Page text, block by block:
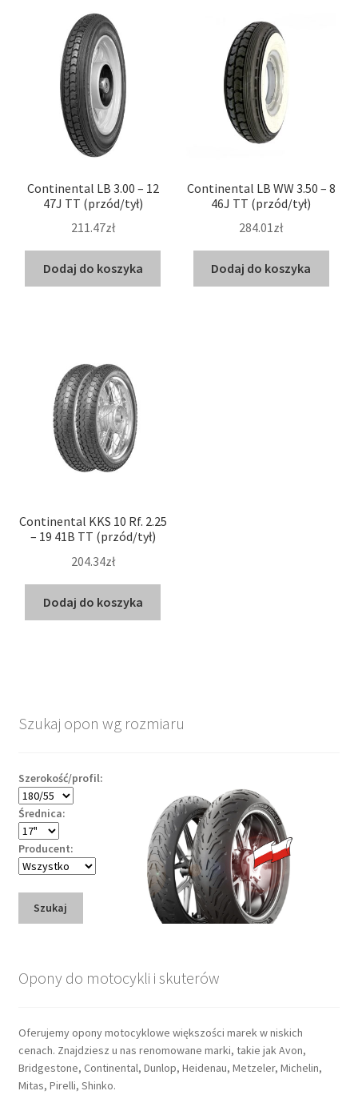
Continental LB 3.00 – 12
47J TT (przód/tył)
211.47zł
Dodaj do koszyka
Continental LB WW 3.50 – 8
46J TT (przód/tył)
284.01zł
Dodaj do koszyka
Continental KKS 10 Rf. 2.25
– 19 41B TT (przód/tył)
204.34zł
Dodaj do koszyka
Szukaj opon wg rozmiaru
Szerokość/profil:
Średnica:
Producent:
Szukaj
Opony do motocykli i skuterów
Oferujemy opony motocyklowe większości marek w niskich
cenach. Znajdziesz u nas renomowane marki, takie jak Avon,
Bridgestone, Continental, Dunlop, Heidenau, Metzeler, Michelin,
Mitas, Pirelli, Shinko.